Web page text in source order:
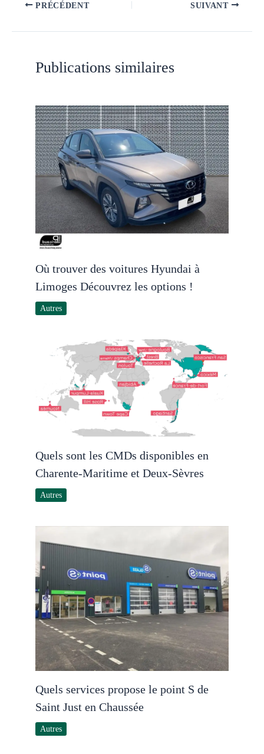
PRÉCÉDENT SUIVANT
Publications similaires
Où trouver des voitures Hyundai à
Limoges Découvrez les options !
Autres
Quels sont les CMDs disponibles en
Charente-Maritime et Deux-Sèvres
Autres
Quels services propose le point S de
Saint Just en Chaussée
Autres